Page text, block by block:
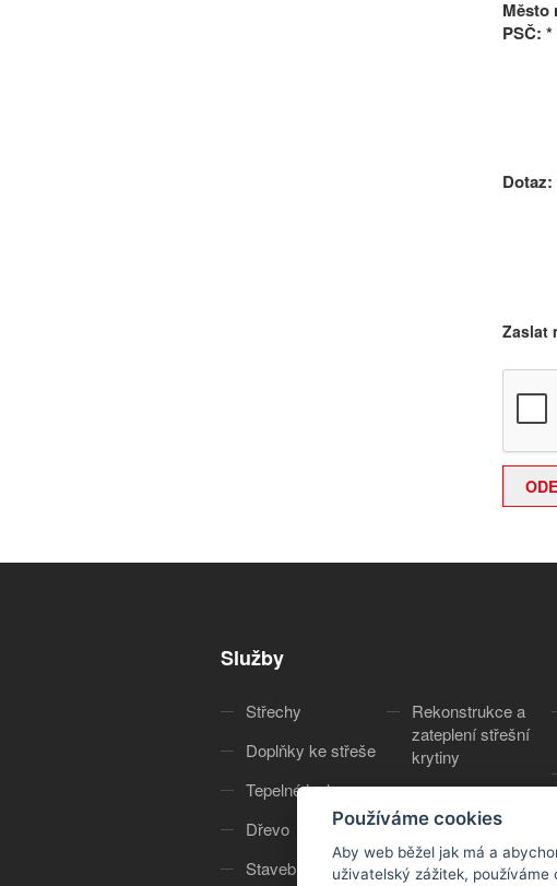
Město
PSČ: *
Dotaz:
Zaslat
Služby
Střechy
Doplňky ke střeše
Tepelné izolace
Dřevo
Stavebniny
Rekonstrukce a
zateplení střešní
krytiny
Kontakt
Používáme cookies
Aby web běžel jak má a
uživatelský zážitek,